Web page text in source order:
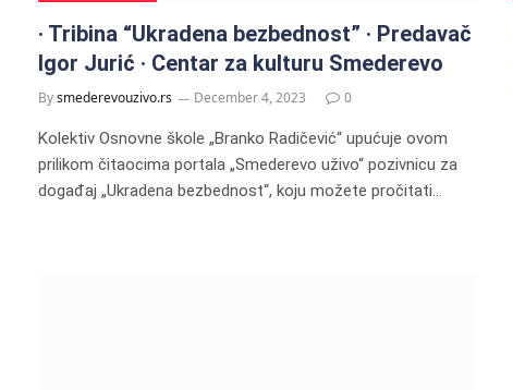
· Tribina “Ukradena bezbednost” · Predavač
Igor Jurić · Centar za kulturu Smederevo
Bysmederevouzivo.rs December 4, 2023 0
Kolektiv Osnovne škole „Branko Radičević“ upućuje ovom
prilikom čitaocima portala „Smederevo uživo“ pozivnicu za
događaj „Ukradena bezbednost“, koju možete pročitati…